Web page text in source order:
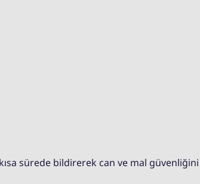
sürede bildirerek can ve mal güvenliğini